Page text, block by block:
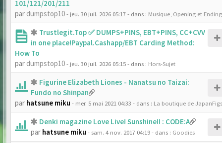
101/121/201/211
par dumpstop10- jeu. 30 juil. 2026 05:17- dans : Musique, Opening et Ending
Trustlegit.Top ✅ DUMPS+PINS, EBT+PINS, CC+CVV
in one place!Paypal.Cashapp/EBT Carding Method:
How To
par dumpstop10- jeu. 30 juil. 2026 05:15- dans : Hors-Sujet
Figurine Elizabeth Liones - Nanatsu no Taizai:
Fundo no Shinpan
par hatsune miku - mer. 5 mai 2021 04:33 - dans : La boutique de JapanFigs
Denki magazine Love Live! Sunshine!! : CODE:A
par hatsune miku - sam. 4 nov. 2017 04:19- dans : Goodies